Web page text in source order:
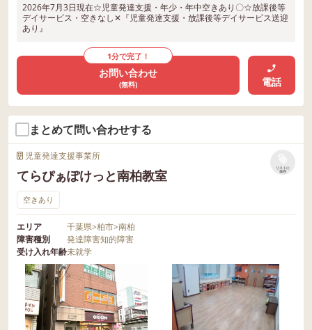
2026年7月3日現在☆児童発達支援・年少・年中空きあり〇☆放課後等
デイサービス・空きなし✕『児童発達支援・放課後等デイサービス送迎
あり』
1分で完了！
お問い合わせ
(無料) 電話
まとめて問い合わせする
児童発達支援事業所
てらぴぁぽけっと南柏教室
リストに
保存
空きあり
エリア 千葉県>柏市>南柏
障害種別
発達障害知的障害
受け入れ年齢未就学